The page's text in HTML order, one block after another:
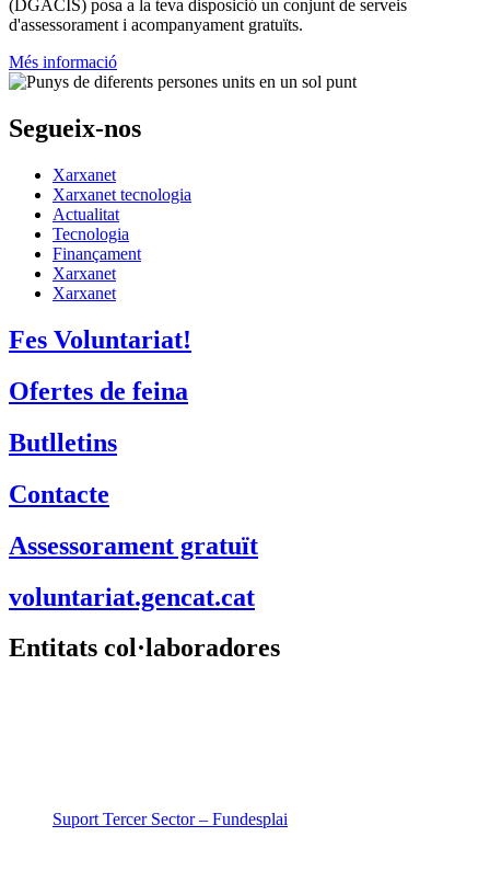
(DGACIS) posa a la teva disposició un conjunt de serveis
d'assessorament i acompanyament gratuïts.
Més informació
Segueix-nos
Xarxanet
Xarxanet tecnologia
Actualitat
Tecnologia
Finançament
Xarxanet
Xarxanet
Fes Voluntariat!
Ofertes de feina
Butlletins
Contacte
Assessorament gratuït
voluntariat.gencat.cat
Entitats col·laboradores
Suport Tercer Sector – Fundesplai